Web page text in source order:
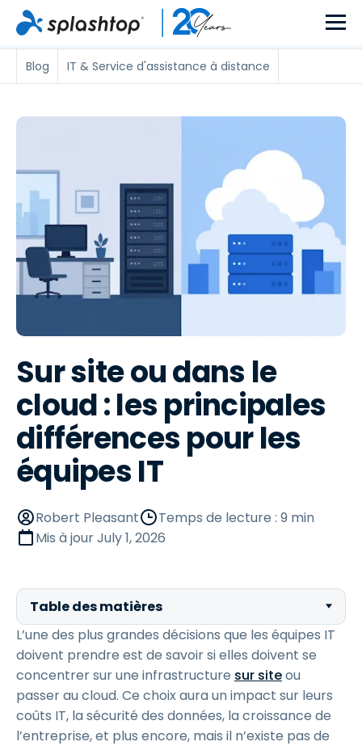
Blog IT & Service d'assistance à distance
Sur site ou dans le
cloud : les principales
différences pour les
équipes IT
Robert Pleasant
Temps de lecture : 9 min
Mis à jourJuly 1, 2026
Table des matières
L’une des plus grandes décisions que les équipes IT
doivent prendre est de savoir si elles doivent se
concentrer sur une infrastructure sur siteou
passer au cloud. Ce choix aura un impact sur leurs
coûts IT, la sécurité des données, la croissance de
l’entreprise, et plus encore, mais il n’existe pas de